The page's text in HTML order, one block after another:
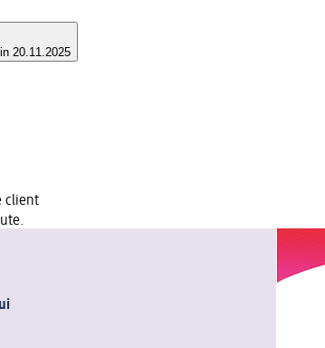
20.11.2025
client